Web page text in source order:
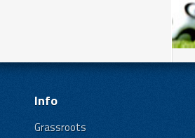
Info
Grassroots